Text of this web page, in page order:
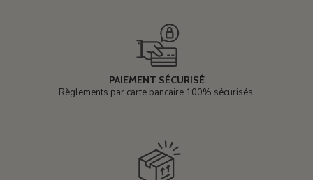
PAIEMENT SÉCURISÉ
Règlements par carte bancaire 100% sécurisés.